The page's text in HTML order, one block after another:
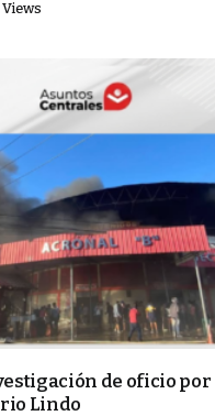
Views
de oficio por
Lindo